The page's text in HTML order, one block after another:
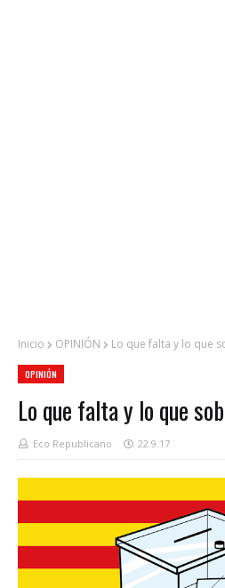
Inicio OPINIÓN Lo que falta y lo que
OPINIÓN
Lo que falta y lo que
Eco Republicano 22.9.17